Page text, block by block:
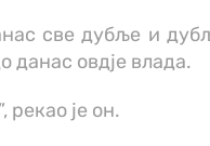
све дубље и
данас овдје влада.
рекао је он.